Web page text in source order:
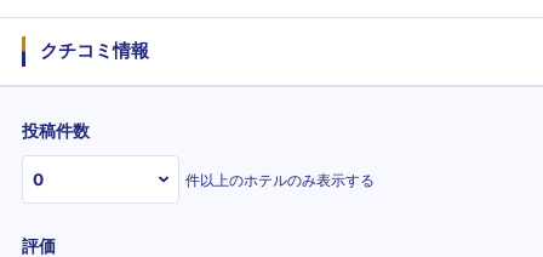
クチコミ情報
投稿件数
件以上のホテルのみ表示する
評価